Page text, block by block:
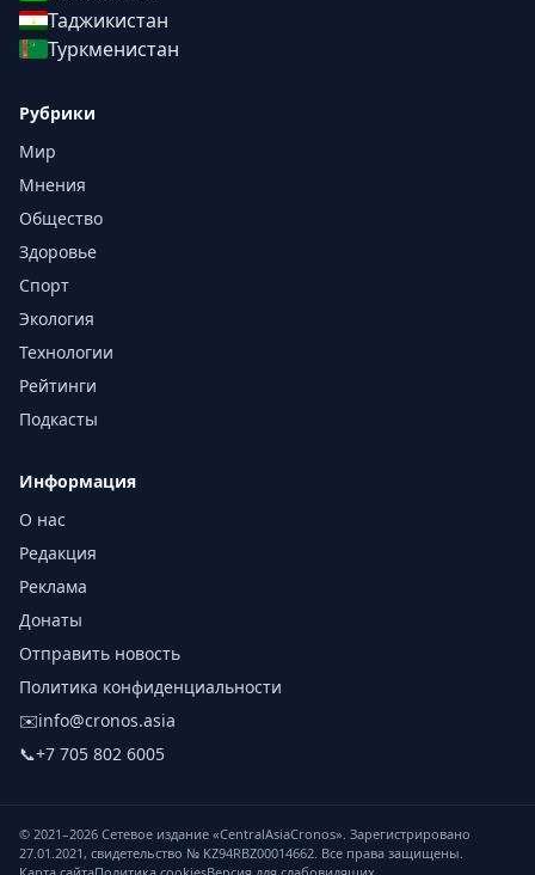
Таджикистан
Туркменистан
Рубрики
Мир
Мнения
Общество
Здоровье
Спорт
Экология
Технологии
Рейтинги
Подкасты
Информация
О нас
Редакция
Реклама
Донаты
Отправить новость
Политика конфиденциальности
✉️info@cronos.asia
📞+7 705 802 6005
© 2021–2026 Сетевое издание «CentralAsiaCronos». Зарегистрировано
27.01.2021, свидетельство № KZ94RBZ00014662. Все права защищены.